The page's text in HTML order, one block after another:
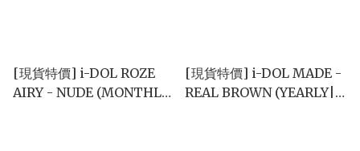
[現貨特價] i-DOL ROZE
AIRY - NUDE (MONTHLY|
[現貨特價] i-DOL MADE -
REAL BROWN (YEARLY|